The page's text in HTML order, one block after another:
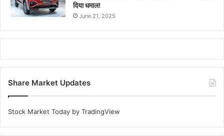
दिया धमाल!
June 21, 2025
Share Market Updates
Stock Market Today by TradingView